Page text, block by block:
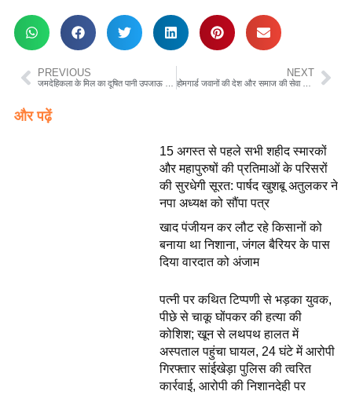
PREVIOUS
जमदेहिकला के मिल का दूषित पानी उपजाऊ भूमि, पेड़ पौधे सहित लोगों के सेहत पर विपरीत प्रभाव डाल रहा अधिकारी मौन…….
NEXT
होमगार्ड जवानों की देश और समाज की सेवा में निभाई गई भूमिका अमूल्य: कलेक्टर श्री सूर्यवंशी
और पढ़ें
15 अगस्त से पहले सभी शहीद स्मारकों
और महापुरुषों की प्रतिमाओं के परिसरों
की सुरधेगी सूरत: पार्षद खुशबू अतुलकर ने
नपा अध्यक्ष को सौंपा पत्र
खाद पंजीयन कर लौट रहे किसानों को
बनाया था निशाना, जंगल बैरियर के पास
दिया वारदात को अंजाम
पत्नी पर कथित टिप्पणी से भड़का युवक,
पीछे से चाकू घोंपकर की हत्या की
कोशिश; खून से लथपथ हालत में
अस्पताल पहुंचा घायल, 24 घंटे में आरोपी
गिरफ्तार सांईखेड़ा पुलिस की त्वरित
कार्रवाई, आरोपी की निशानदेही पर